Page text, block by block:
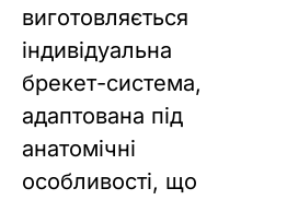
виготовляється
індивідуальна
брекет-система,
адаптована під
анатомічні
особливості, що